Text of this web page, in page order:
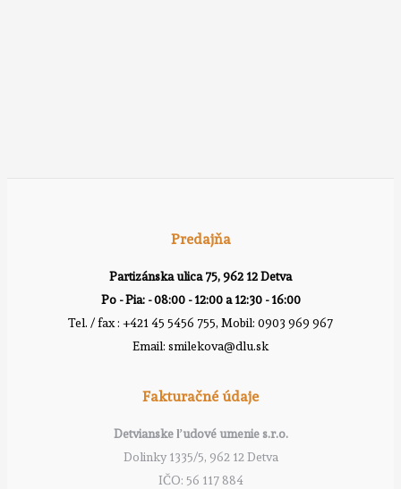
Predajňa
Partizánska ulica 75, 962 12 Detva
Po - Pia: - 08:00 - 12:00 a 12:30 - 16:00
Tel. / fax : +421 45 5456 755, Mobil: 0903 969 967
Email: smilekova@dlu.sk
Fakturačné údaje
Detvianske ľudové umenie s.r.o.
Dolinky 1335/5, 962 12 Detva
IČO: 56 117 884